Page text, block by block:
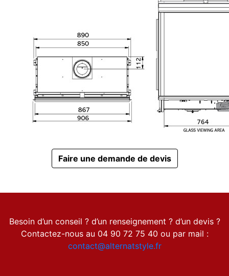
Faire une demande de devis
Besoin d’un conseil ? d’un renseignement ? d’un devis ?
Contactez-nous au 04 90 72 75 40 ou par mail :
contact@alternatstyle.fr